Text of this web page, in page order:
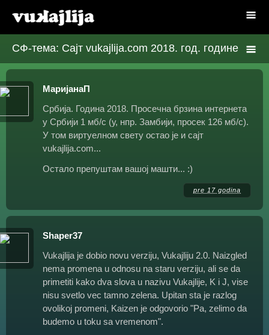
СФ-тема: Сајт vukajlija.com 2018. год. године
МаријанаП
Србија. Година 2018. Просечна брзина интернета
у Србији 1 мб/с (у, нпр. Замбији, просек 126 мб/с).
У том виртуелном свету остао је и сајт
vukajlija.com...
Остало препуштам вашој машти... :)
pre 17 godina
Shaper37
Vukajlija je dobio novu verziju, Vukajliju 2.0. Naizgled
nema promena u odnosu na staru verziju, ali se da
primetiti kako dva slova u nazivu Vukajlije, K i J, vise
nisu svetlo vec tamno zelena. Upitan sta je razlog
ovolikoj promeni, Kaizen je odgovorio "Pa, zelimo da
budemo u toku sa vremenom".